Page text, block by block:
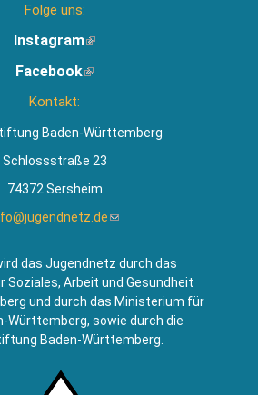
Folge uns:
Instagram(Link
extern)
Facebook(Link
Kontakt:
Baden-Württemberg
Schlossstraße 23
74372 Sersheim
(Link
Mail)
das Jugendnetz durch das
Soziales, Arbeit und Gesundheit
und durch das Ministerium für
Württemberg, sowie durch die
Baden-Württemberg.